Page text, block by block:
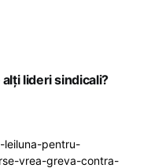
lideri sindicali?
pentru-
vrea-greva-contra-